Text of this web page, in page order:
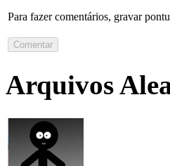
Para fazer comentários, gravar
Arquivos